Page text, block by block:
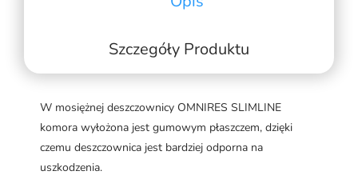
Szczegóły Produktu
W mosiężnej deszczownicy OMNIRES SLIMLINE
komora wyłożona jest gumowym płaszczem, dzięki
czemu deszczownica jest bardziej odporna na
uszkodzenia.